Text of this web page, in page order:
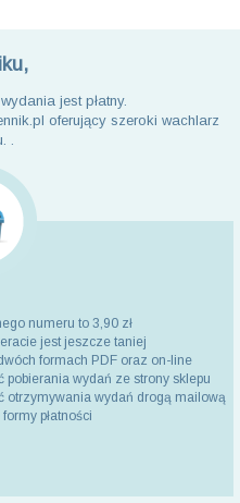
jest płatny.
oferujący szeroki wachlarz
.
numeru to 3,90 zł
jest jeszcze taniej
formach PDF oraz on-line
pobierania wydań ze strony sklepu
otrzymywania wydań drogą mailową
płatności